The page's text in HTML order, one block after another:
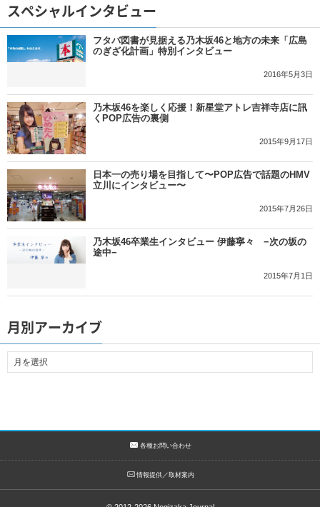
スペシャルインタビュー
フタバ図書が見据える乃木坂46と地方の未来「広島
のぎざ化計画」特別インタビュー
2016年5月3日
乃木坂46を楽しく応援！新星堂アトレ吉祥寺店に訊
くPOP広告の裏側
2015年9月17日
日本一の売り場を目指して〜POP広告で話題のHMV
立川にインタビュー〜
2015年7月26日
乃木坂46卒業生インタビュー 伊藤寧々 −次の坂の
途中−
2015年7月1日
月別アーカイブ
各種お問い合わせ
情報提供／取材案内